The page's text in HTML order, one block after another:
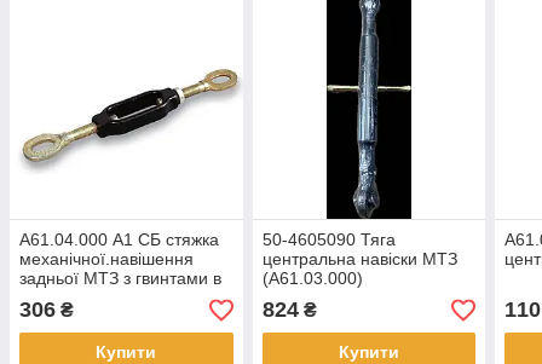
А61.04.000 А1 СБ стяжка
механічної.навішення
задньої МТЗ з гвинтами в
зборі.(80-4605080)
(виробництво м.Ромни)
306 ₴
Купити
50-4605090 Тяга
центральна навіски МТЗ
(А61.03.000)
(STARPARTS)
824₴
Купити
110